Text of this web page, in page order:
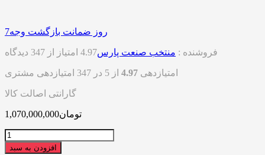
7روز ضمانت بازگشت وجه
فروشنده : منتخب صنعت پارس4.97 امتیاز از 347 دیدگاه
امتیازدهی 4.97 از 5 در 347 امتیازدهی مشتری
گارانتی اصالت کالا
تومان1,070,000,000
تعداد
افزودن به سبد